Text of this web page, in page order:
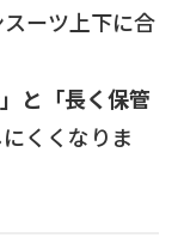
ーツ上下に合
と「長く保管
くくなりま